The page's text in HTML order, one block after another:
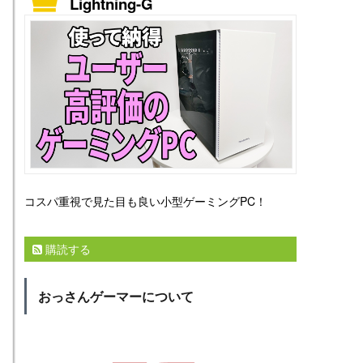
コスパ重視で見た目も良い小型ゲーミングPC！
購読する
おっさんゲーマーについて